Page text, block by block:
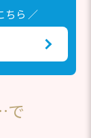
ちら ／
で